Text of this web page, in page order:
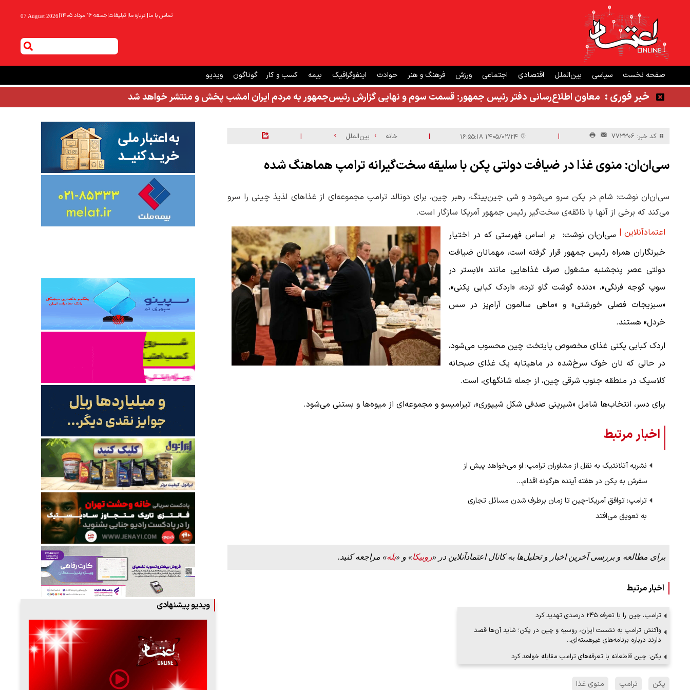
تماس با ما| درباره ما| تبلیغات|جمعه ۱۶ مرداد ۱۴۰۵ |
07 August 2026
صفحه نخست سیاسی بین‌الملل اقتصادی اجتماعی ورزش فرهنگ و هنر حوادث اینفوگرافیک بیمه کسب و کار گوناگون ویدیو
خبر فوری : معاون اطلاع‌رسانی دفتر رئیس جمهور: قسمت سوم و نهایی گزارش رئیس‌جمهور به مردم ایران امشب پخش و منتشر خواهد شد
کد خبر: 773306 | ۱۴۰۵/۰۲/۲۴ ۱۶:۵۵:۱۸ | خانه بین‌الملل |
سی‌ان‌ان: منوی غذا در ضیافت دولتی پکن با سلیقه سخت‌گیرانه ترامپ هماهنگ شده
سی‌ان‌ان نوشت: شام در پکن سرو می‌شود و شی جین‌پینگ، رهبر چین، برای دونالد ترامپ مجموعه‌ای از غذاهای لذیذ چینی را سرو
می‌کند که برخی از آنها با ذائقه‌ی سخت‌گیر رئیس جمهور آمریکا سازگار است.
اعتمادآنلاین | سی‌ان‌ان نوشت: بر اساس فهرستی که در اختیار
خبرنگاران همراه رئیس جمهور قرار گرفته است، مهمانان ضیافت
دولتی عصر پنجشنبه مشغول صرف غذاهایی مانند «لابستر در
سوپ گوجه فرنگی»، «دنده گوشت گاو ترد»، «اردک کبابی پکنی»،
«سبزیجات فصلی خورشتی» و «ماهی سالمون آرام‌پز در سس
خردل» هستند.
اردک کبابی پکنی غذای مخصوص پایتخت چین محسوب می‌شود،
در حالی که نان خوک سرخ‌شده در ماهیتابه یک غذای صبحانه
کلاسیک در منطقه جنوب شرقی چین، از جمله شانگهای، است.
برای دسر، انتخاب‌ها شامل «شیرینی صدفی شکل شیپوری»، تیرامیسو و مجموعه‌ای از میوه‌ها و بستنی می‌شود.
اخبار مرتبط
نشریه آتلانتیک به نقل از مشاوران ترامپ: او می‌خواهد پیش از
سفرش به پکن در هفته آینده هرگونه اقدام…
ترامپ: توافق آمریکا-چین تا زمان برطرف شدن مسائل تجاری
به تعویق می‌افتد
برای مطالعه و بررسی آخرین اخبار و تحلیل‌ها به کانال اعتمادآنلاین در «روبیکا» و «بله» مراجعه کنید.
اخبار مرتبط
ترامپ، چین را با تعرفه ۲۴۵ درصدی تهدید کرد
واکنش ترامپ به نشست ایران، روسیه و چین در پکن؛ شاید آن‌ها قصد
دارند درباره برنامه‌های غیرهسته‌ای…
پکن: چین قاطعانه با تعرفه‌های ترامپ مقابله خواهد کرد
پکن ترامپ منوی غذا
ویدیو پیشنهادی